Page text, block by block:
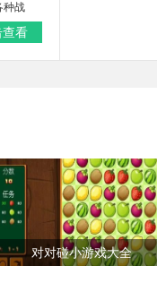
种战
服试
查看
对对碰小游戏大全